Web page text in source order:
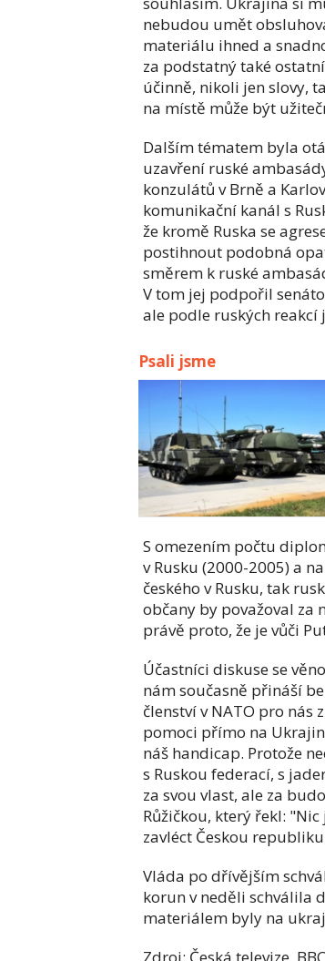
nebudou umět
materiálu ihned a
za podstatný také
účinně, nikoli jen slovy,
na místě může být
Dalším tématem byla
uzavření ruské
konzulátů v Brně a
komunikační kanál s
že kromě Ruska se
postihnout podobná
směrem k ruské
V tom jej podpořil
ale podle ruských reakcí
Psali jsme
S omezením počtu
v Rusku (2000-2005) a
českého v Rusku, tak
občany by považoval za
právě proto, že je vůči
Účastníci diskuse se
nám současně přináší
členství v NATO pro
pomoci přímo na
náš handicap. Protože
s Ruskou federací, s
za svou vlast, ale za
Růžičkou, který řekl:
zavléct Českou
Vláda po dřívějším
korun v neděli schválila
materiálem byly na